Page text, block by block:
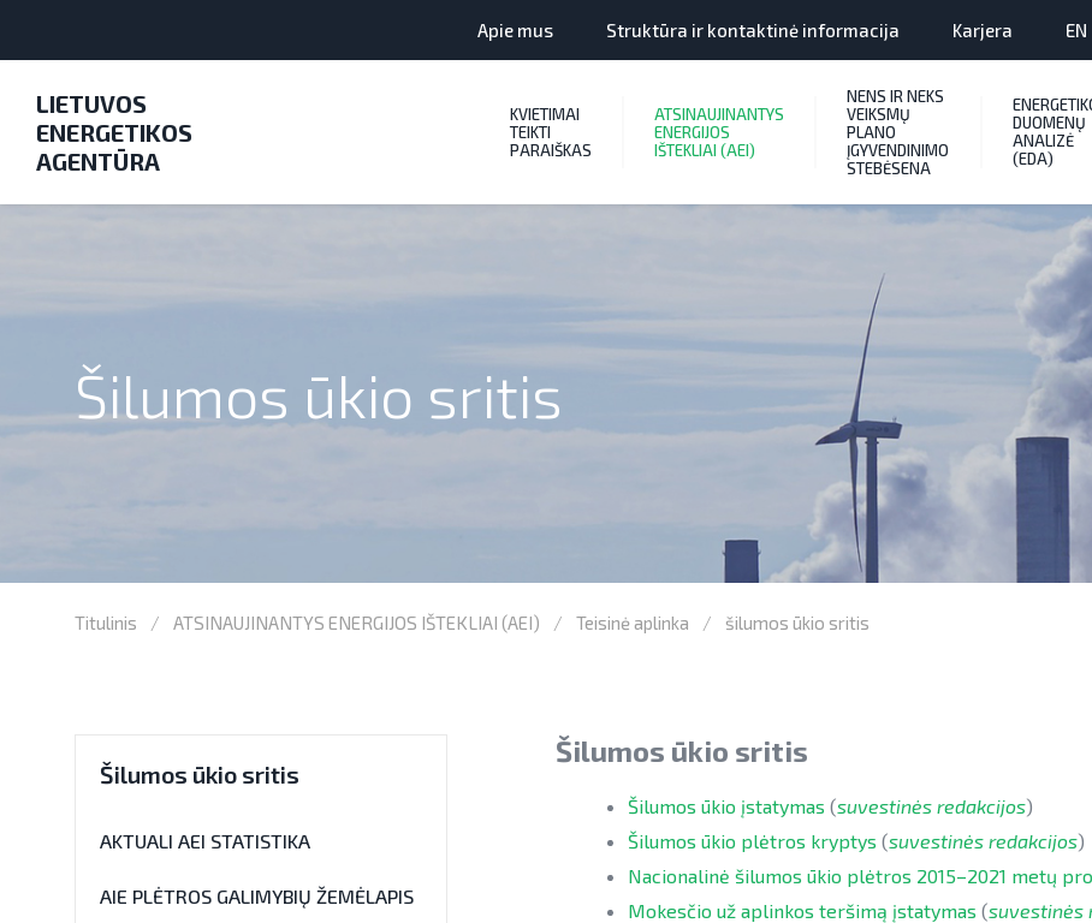
LIETUVOS
ENERGETIKOS
AGENTŪRA
Apie mus Struktūra ir kontaktinė informacija Karjera EN
KVIETIMAI
TEIKTI
PARAIŠKAS
ATSINAUJINANTYS
ENERGIJOS
IŠTEKLIAI (AEI)
NENS IR NEKS
VEIKSMŲ
PLANO
ĮGYVENDINIMO
STEBĖSENA
DUOMENŲ
ANALIZĖ
(EDA)
Šilumos ūkio sritis
Titulinis ATSINAUJINANTYS ENERGIJOS IŠTEKLIAI (AEI) Teisinė aplinka šilumos ūkio sritis
Šilumos ūkio sritis
AKTUALI AEI STATISTIKA
AIE PLĖTROS GALIMYBIŲ ŽEMĖLAPIS
Šilumos ūkio sritis
Šilumos ūkio įstatymas (suvestinės redakcijos)
Šilumos ūkio plėtros kryptys (suvestinės redakcijos)
Nacionalinė šilumos ūkio plėtros 2015–2021 metų
Mokesčio už aplinkos teršimą įstatymas (suvestinės